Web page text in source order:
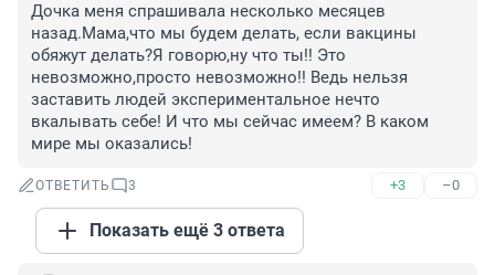
Дочка меня спрашивала несколько месяцев
назад.Мама,что мы будем делать, если вакцины
обяжут делать?Я говорю,ну что ты!! Это
невозможно,просто невозможно!! Ведь нельзя
заставить людей экспериментальное нечто
вкалывать себе! И что мы сейчас имеем? В каком
мире мы оказались!
ОТВЕТИТЬ 3 +3 –0
Показать ещё 3 ответа